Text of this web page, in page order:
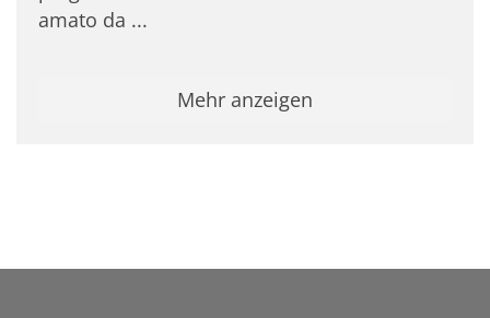
amato da ...
Mehr anzeigen